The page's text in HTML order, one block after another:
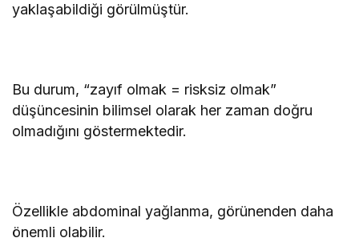
yaklaşabildiği görülmüştür.
Bu durum, “zayıf olmak = risksiz olmak”
düşüncesinin bilimsel olarak her zaman doğru
olmadığını göstermektedir.
Özellikle abdominal yağlanma, görünenden daha
önemli olabilir.